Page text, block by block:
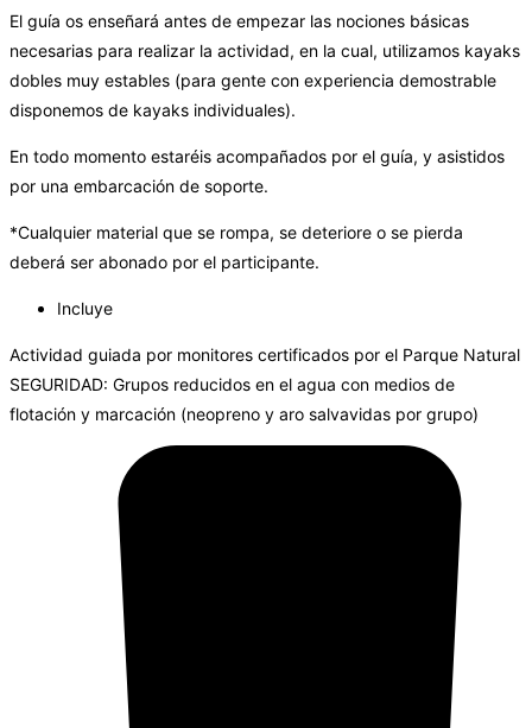
El guía os enseñará antes de empezar las nociones básicas
necesarias para realizar la actividad, en la cual, utilizamos kayaks
dobles muy estables (para gente con experiencia demostrable
disponemos de kayaks individuales).
En todo momento estaréis acompañados por el guía, y asistidos
por una embarcación de soporte.
*Cualquier material que se rompa, se deteriore o se pierda
deberá ser abonado por el participante.
Incluye
Actividad guiada por monitores certificados por el Parque Natural
SEGURIDAD: Grupos reducidos en el agua con medios de
flotación y marcación (neopreno y aro salvavidas por grupo)